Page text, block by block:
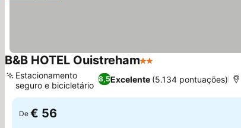
B&B HOTEL Ouistreham2 Estrelas
8,5Excelente (5.134 pontuações)
Estacionamento
seguro e bicicletário
De € 56